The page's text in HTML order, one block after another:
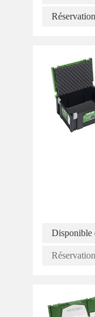
Disponible